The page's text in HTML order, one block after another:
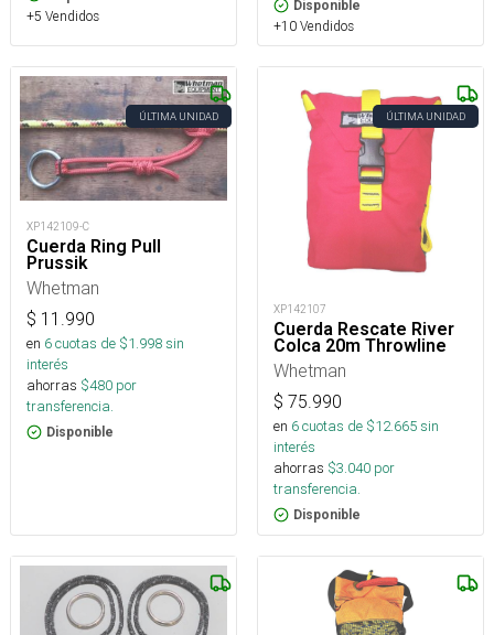
+5 Vendidos
Disponible
+10 Vendidos
ÚLTIMA UNIDAD
XP142109-C
Cuerda Ring Pull
Prussik
Whetman
$ 11.990
en 6cuotas de $1.998sin
interés
ahorras $480 por
transferencia.
Disponible
ÚLTIMA UNIDAD
XP142107
Cuerda Rescate River
Colca 20m Throwline
Whetman
$ 75.990
en 6cuotas de $12.665sin
interés
ahorras $3.040 por
transferencia.
Disponible